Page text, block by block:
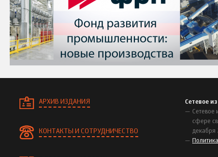
АРХИВ ИЗДАНИЯ
КОНТАКТЫ И СОТРУДНИЧЕСТВО
Сетевое
Сетевое
сфере
декабря